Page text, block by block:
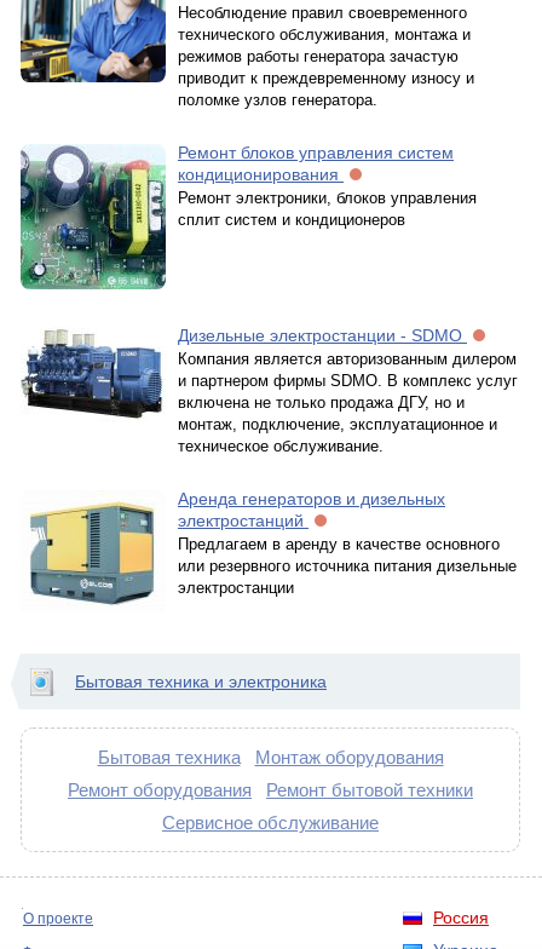
Несоблюдение правил своевременного
технического обслуживания, монтажа и
режимов работы генератора зачастую
приводит к преждевременному износу и
поломке узлов генератора.
Ремонт блоков управления систем
кондиционирования
Ремонт электроники, блоков управления
сплит систем и кондиционеров
Дизельные электростанции - SDMO
Компания является авторизованным дилером
и партнером фирмы SDMO. В комплекс услуг
включена не только продажа ДГУ, но и
монтаж, подключение, эксплуатационное и
техническое обслуживание.
Аренда генераторов и дизельных
электростанций
Предлагаем в аренду в качестве основного
или резервного источника питания дизельные
электростанции
Бытовая техника и электроника
Бытовая техника
Монтаж оборудования
Ремонт оборудования
Ремонт бытовой техники
Сервисное обслуживание
Россия
О проекте